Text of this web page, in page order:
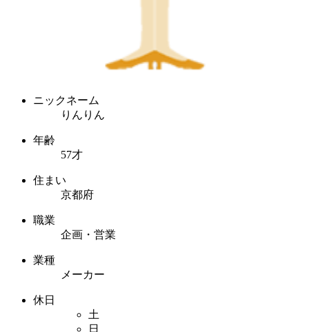
ニックネーム
りんりん
年齢
57才
住まい
京都府
職業
企画・営業
業種
メーカー
休日
土
日